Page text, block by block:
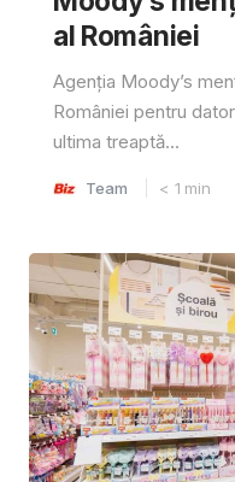
al României
Agenția Moody’s
României pentru
ultima treaptă...
Team < 1 min